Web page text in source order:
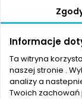
Zestaw
dętek
90,99 PLN
Informacje
Ta witryna
naszej stronie .
analizy a
Twoich